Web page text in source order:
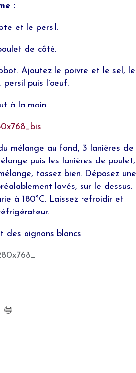
:
et le persil.
de côté.
Ajoutez le poivre et le sel, le
persil puis l'oeuf.
à la main.
mélange au fond, 3 lanières de
puis les lanières de poulet,
tassez bien. Déposez une
lavés, sur le dessus.
à 180°C. Laissez refroidir et
des oignons blancs.